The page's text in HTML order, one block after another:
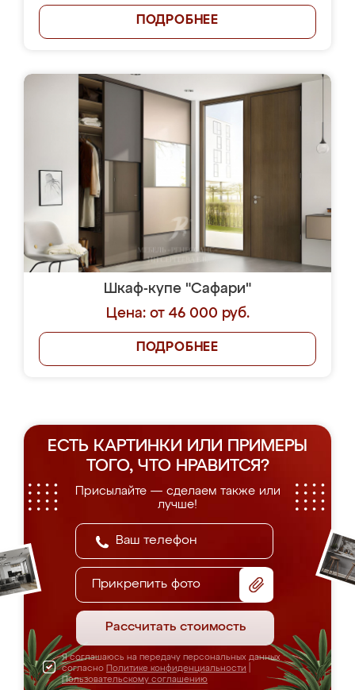
ПОДРОБНЕЕ
Шкаф-купе "Сафари"
Цена: от 46 000 руб.
ПОДРОБНЕЕ
ЕСТЬ КАРТИНКИ ИЛИ ПРИМЕРЫ
ТОГО, ЧТО НРАВИТСЯ?
Присылайте — сделаем также или
лучше!
Прикрепить фото
Рассчитать стоимость
Я соглашаюсь на передачу персональных данных
согласно Политике конфиденциальности
Пользовательскому соглашению